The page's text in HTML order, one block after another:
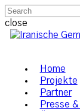
close
Home
Projekte
Partner
Presse